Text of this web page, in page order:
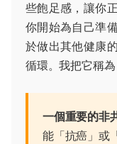
些飽足感，讓你
你開始為自己準
於做出其他健康
循環。我把它稱為
一個重要的非
能「抗癌」或